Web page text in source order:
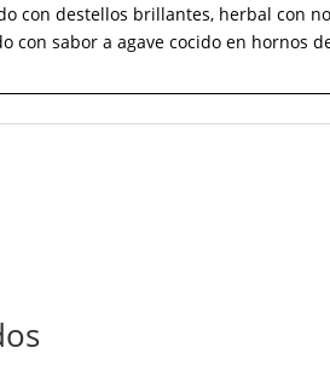
con destellos brillantes, herbal con
con sabor a agave cocido en hornos